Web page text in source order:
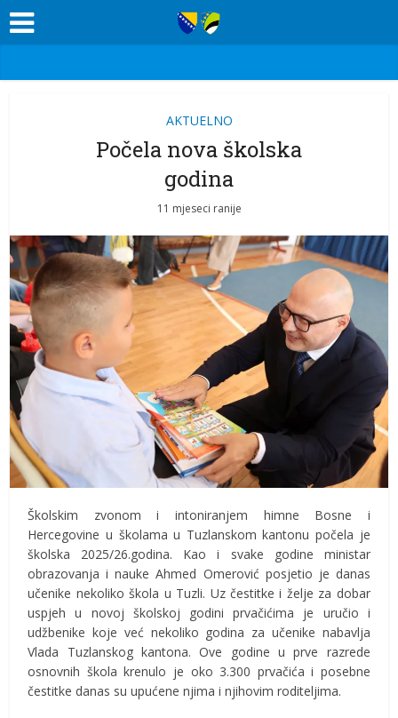
AKTUELNO
Počela nova školska
godina
11 mjeseci ranije
Školskim zvonom i intoniranjem himne Bosne i
Hercegovine u školama u Tuzlanskom kantonu počela je
školska 2025/26.godina. Kao i svake godine ministar
obrazovanja i nauke Ahmed Omerović posjetio je danas
učenike nekoliko škola u Tuzli. Uz čestitke i želje za dobar
uspjeh u novoj školskoj godini prvačićima je uručio i
udžbenike koje već nekoliko godina za učenike nabavlja
Vlada Tuzlanskog kantona. Ove godine u prve razrede
osnovnih škola krenulo je oko 3.300 prvačića i posebne
čestitke danas su upućene njima i njihovim roditeljima.